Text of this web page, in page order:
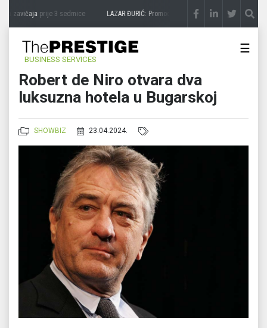
zavičajaprije 3 sedmice LAZAR ĐURIĆ: Promocija potencijal pretvara u
BUSINESS SERVICES
☰
Robert de Niro otvara dva
luksuzna hotela u Bugarskoj
SHOWBIZ 23.04.2024.